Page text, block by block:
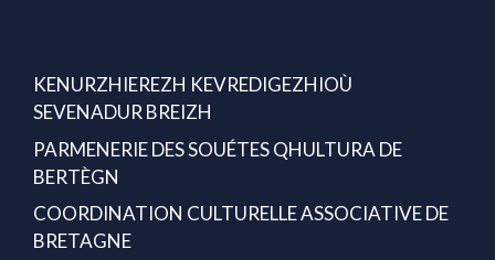
KENURZHIEREZH KEVREDIGEZHIOÙ
SEVENADUR BREIZH
PARMENERIE DES SOUÉTES QHULTURA DE
BERTÈGN
COORDINATION CULTURELLE ASSOCIATIVE DE
BRETAGNE